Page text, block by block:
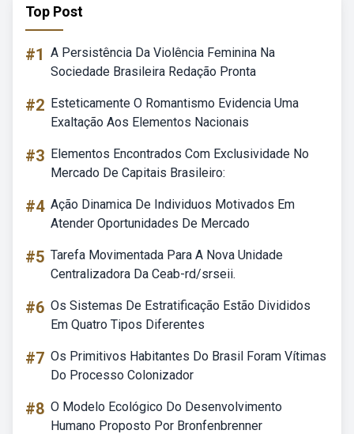
Top Post
#1 A Persistência Da Violência Feminina Na
Sociedade Brasileira Redação Pronta
#2 Esteticamente O Romantismo Evidencia Uma
Exaltação Aos Elementos Nacionais
#3 Elementos Encontrados Com Exclusividade No
Mercado De Capitais Brasileiro:
#4 Ação Dinamica De Individuos Motivados Em
Atender Oportunidades De Mercado
#5 Tarefa Movimentada Para A Nova Unidade
Centralizadora Da Ceab-rd/srseii.
#6 Os Sistemas De Estratificação Estão Divididos
Em Quatro Tipos Diferentes
#7 Os Primitivos Habitantes Do Brasil Foram Vítimas
Do Processo Colonizador
#8 O Modelo Ecológico Do Desenvolvimento
Humano Proposto Por Bronfenbrenner